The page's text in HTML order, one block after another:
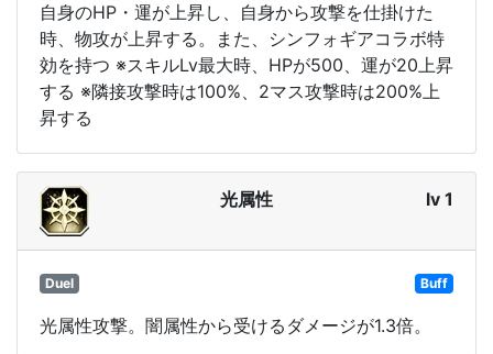
自身のHP・運が上昇し、自身から攻撃を仕掛けた
時、物攻が上昇する。また、シンフォギアコラボ特
効を持つ ※スキルLv最大時、HPが500、運が20上昇
する ※隣接攻撃時は100%、2マス攻撃時は200%上
昇する
光属性 lv 1
Duel Buff
光属性攻撃。闇属性から受けるダメージが1.3倍。